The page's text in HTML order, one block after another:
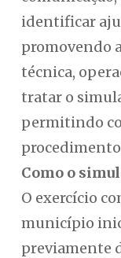
identificar
promovendo
técnica,
tratar o
permitindo
Como o
O exercício
município
previamente